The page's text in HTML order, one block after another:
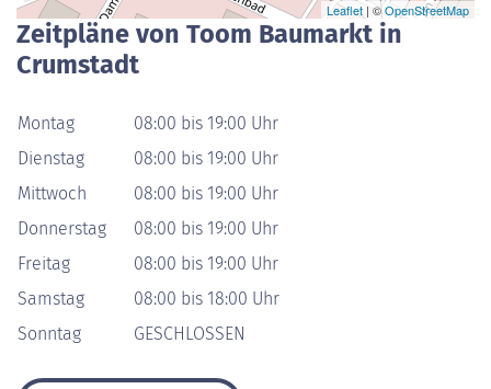
Leaflet | ©OpenStreetMap
Zeitpläne von Toom Baumarkt in
Crumstadt
Montag
08:00 bis 19:00 Uhr
Dienstag
08:00 bis 19:00 Uhr
Mittwoch
08:00 bis 19:00 Uhr
Donnerstag
08:00 bis 19:00 Uhr
Freitag
08:00 bis 19:00 Uhr
Samstag
08:00 bis 18:00 Uhr
Sonntag
GESCHLOSSEN